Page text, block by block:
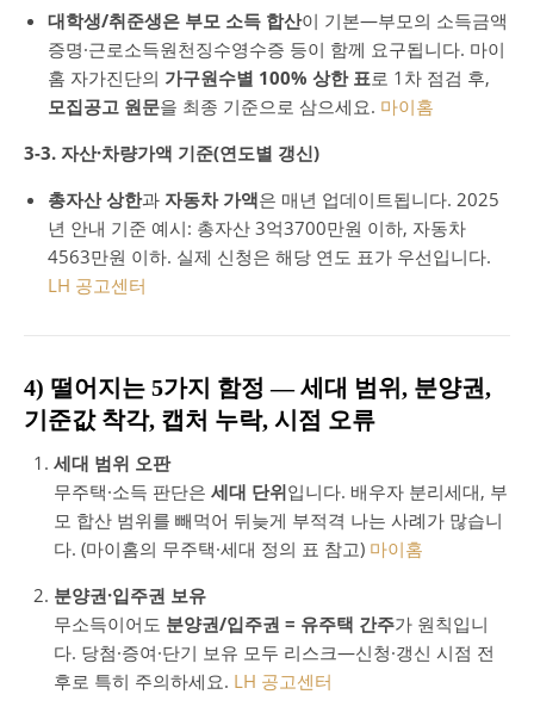
대학생/취준생은 부모 소득 합산이 기본—부모의 소득금액
증명·근로소득원천징수영수증 등이 함께 요구됩니다. 마이
홈 자가진단의 가구원수별 100% 상한 표로 1차 점검 후,
모집공고 원문을 최종 기준으로 삼으세요. 마이홈
3-3. 자산·차량가액 기준(연도별 갱신)
총자산 상한과 자동차 가액은 매년 업데이트됩니다. 2025
년 안내 기준 예시: 총자산 3억3700만원 이하, 자동차
4563만원 이하. 실제 신청은 해당 연도 표가 우선입니다.
LH 공고센터
4) 떨어지는 5가지 함정 — 세대 범위, 분양권,
기준값 착각, 캡처 누락, 시점 오류
세대 범위 오판
무주택·소득 판단은 세대 단위입니다. 배우자 분리세대, 부
모 합산 범위를 빼먹어 뒤늦게 부적격 나는 사례가 많습니
다. (마이홈의 무주택·세대 정의 표 참고) 마이홈
분양권·입주권 보유
무소득이어도 분양권/입주권 = 유주택 간주가 원칙입니
다. 당첨·증여·단기 보유 모두 리스크—신청·갱신 시점 전
후로 특히 주의하세요. LH 공고센터